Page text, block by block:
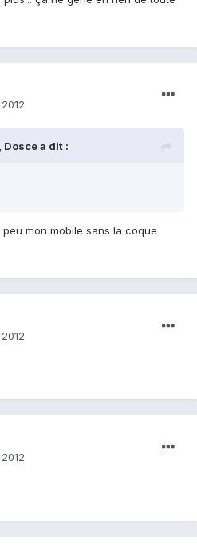
Dosce a dit :
mon mobile sans la coque